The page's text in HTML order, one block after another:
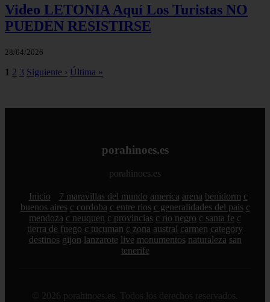
Video LETONIA Aquí Los Turistas NO
PUEDEN RESISTIRSE
28/04/2026
1 2 3 Siguiente › Última »
porahinoes.es
porahinoes.es
Inicio 7 maravillas del mundo america arena benidorm c
buenos aires c cordoba c entre rios c generalidades del pais c
mendoza c neuquen c provincias c rio negro c santa fe c
tierra de fuego c tucuman c zona austral carmen category
destinos gijon lanzarote live monumentos naturaleza san
tenerife
© 2026 porahinoes.es. Todos los derechos reservados.